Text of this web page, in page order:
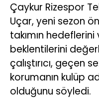
Çaykur Rizespor
Uçar, yeni sezon
takımın
beklentilerini
çalıştırıcı, geçen
korumanın kulüp
olduğunu söyledi.